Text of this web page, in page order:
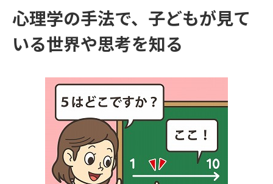
大学・短大の資料種類から請求
総合型選抜・学校推薦型選抜 募
大学入学共通テスト利用選抜の
募集要項＆願書
大学・短大以外の資料から請求
心理学の手法で、子どもが見て
いる世界や思考を知る